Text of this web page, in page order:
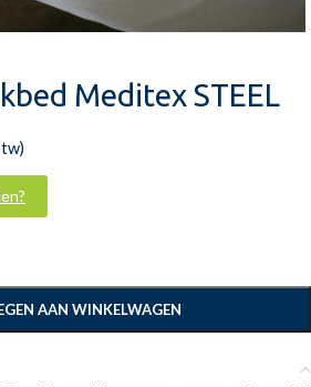
Meditex STEEL
AAN WINKELWAGEN